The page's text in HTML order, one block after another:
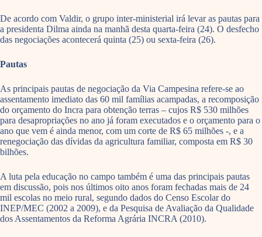
De acordo com Valdir, o grupo inter-ministerial irá levar as pautas para
a presidenta Dilma ainda na manhã desta quarta-feira (24). O desfecho
das negociações acontecerá quinta (25) ou sexta-feira (26).
Pautas
As principais pautas de negociação da Via Campesina refere-se ao
assentamento imediato das 60 mil famílias acampadas, a recomposição
do orçamento do Incra para obtenção terras – cujos R$ 530 milhões
para desapropriações no ano já foram executados e o orçamento para o
ano que vem é ainda menor, com um corte de R$ 65 milhões -, e a
renegociação das dívidas da agricultura familiar, composta em R$ 30
bilhões.
A luta pela educação no campo também é uma das principais pautas
em discussão, pois nos últimos oito anos foram fechadas mais de 24
mil escolas no meio rural, segundo dados do Censo Escolar do
INEP/MEC (2002 a 2009), e da Pesquisa de Avaliação da Qualidade
dos Assentamentos da Reforma Agrária INCRA (2010).